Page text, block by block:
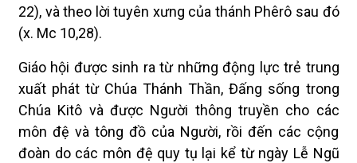
22), và theo lời tuyên xưng của thánh Phêrô sau đó
(x. Mc 10,28).
Giáo hội được sinh ra từ những động lực trẻ trung
xuất phát từ Chúa Thánh Thần, Đấng sống trong
Chúa Kitô và được Người thông truyền cho các
môn đệ và tông đồ của Người, rồi đến các cộng
đoàn do các môn đệ quy tụ lại kể từ ngày Lễ Ngũ